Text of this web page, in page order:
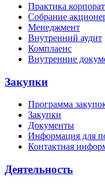
Практика
Собрание
Менеджмент
Внутренний аудит
Комплаенс
Внутренние
Закупки
Программа
Закупки
Документы
Информация для
Контактная
Деятельность